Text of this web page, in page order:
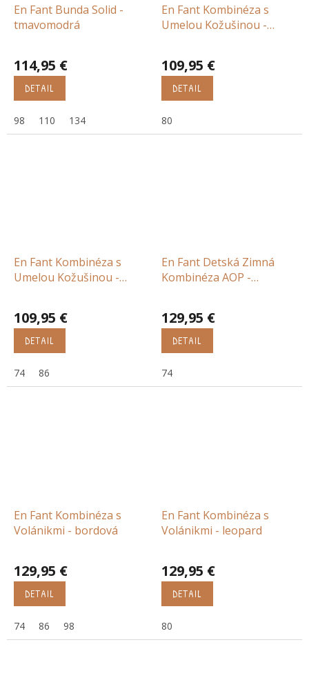
En Fant Bunda Solid -
tmavomodrá
114,95 €
DETAIL
98 110 134
En Fant Kombinéza s
Umelou Kožušinou -
109,95 €
DETAIL
80
En Fant Kombinéza s
Umelou Kožušinou -
109,95 €
DETAIL
74 86
En Fant Detská Zimná
Kombinéza AOP -
129,95 €
DETAIL
74
En Fant Kombinéza s
Volánikmi - bordová
129,95 €
DETAIL
74 86 98
En Fant Kombinéza s
Volánikmi - leopard
129,95 €
DETAIL
80